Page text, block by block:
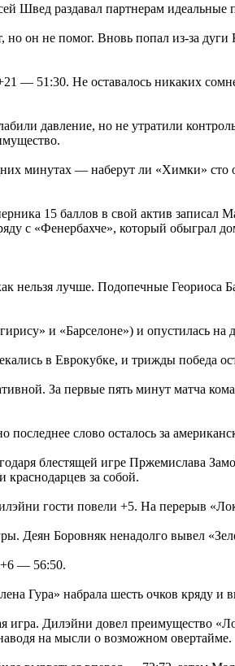
Швед раздавал партнерам
он не помог. Вновь попал из-за
— 51:30. Не оставалось никаких
давление, но не утратили
минутах — наберут ли «Химки»
15 баллов в свой актив записал
с «Фенербахче», который обыграл
лучше. Подопечные Геориоса
и «Барселоне») и опустилась
в Еврокубке, и трижды победа
За первые пять минут матча
слово осталось за
блестящей игре Пржемислава
за собой.
гости повели +5. На перерыв
Деян Боровняк ненадолго вывел
+6 — 56:50.
Гура» набрала шесть очков кряду
игра. Дилэйни довел преимущество
на мысли о возможном овертайме.